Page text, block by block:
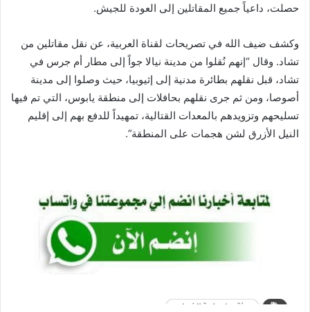
حصلت، داعياً جميع المقاتلين إلى العودة للجيش.
وكشف ضيف الله في تصريحات لقناة العربية، عن نقل مقاتلين من
تشاد. وقال “إنهم نُقلوا من مدينة نيالا جواً إلى مطار أم جرس في
تشاد، قبل نقلهم بطائرة مدنية إلى إثيوبيا، حيث وصلوا إلى مدينة
أصوصا، ومن ثم جرى نقلهم بحافلات إلى منطقة يابوس، التي تم فيها
تسليحهم وتزويدهم بالمعدات القتالية، تمهيداً للدفع بهم إلى إقليم
النيل الأزرق لشن هجمات على المنطقة”.